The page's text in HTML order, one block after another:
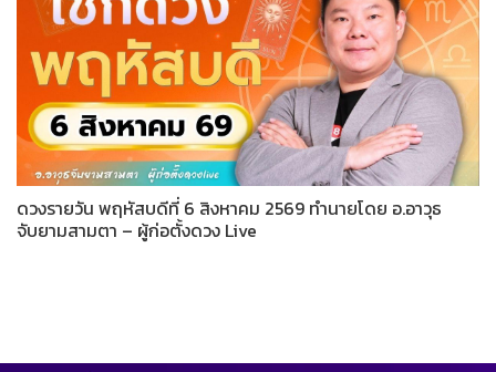
ดวงรายวัน พฤหัสบดีที่ 6 สิงหาคม 2569 ทำนายโดย อ.อาวุธ
จับยามสามตา – ผู้ก่อตั้งดวง Live